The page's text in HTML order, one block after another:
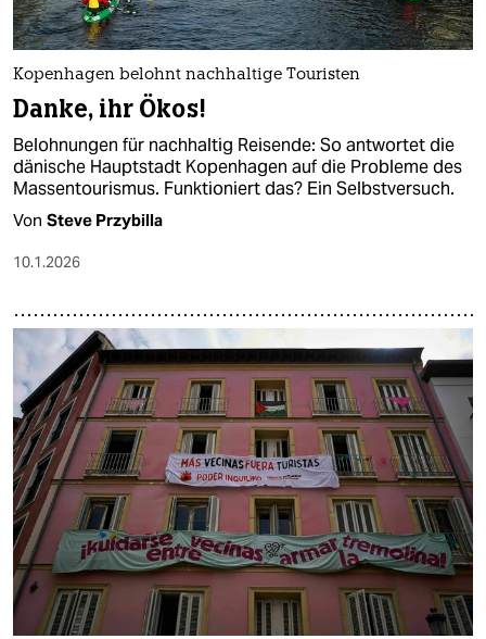
Kopenhagen belohnt nachhaltige Touristen
Danke, ihr Ökos!
Belohnungen für nachhaltig Reisende: So antwortet die
dänische Hauptstadt Kopenhagen auf die Probleme des
Massentourismus. Funktioniert das? Ein Selbstversuch.
Von Steve Przybilla
10.1.2026